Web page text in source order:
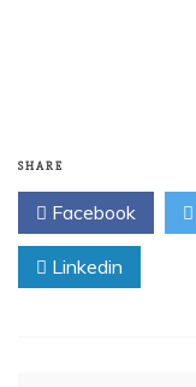
SHARE
Facebook
Linkedin